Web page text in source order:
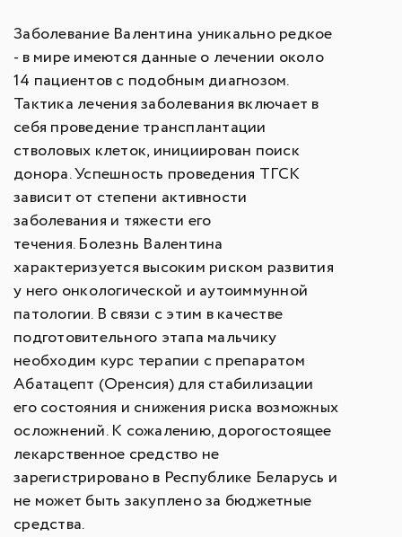
Заболевание Валентина уникально редкое
- в мире имеются данные о лечении около
14 пациентов с подобным диагнозом.
Тактика лечения заболевания включает в
себя проведение трансплантации
стволовых клеток, инициирован поиск
донора. Успешность проведения ТГСК
зависит от степени активности
заболевания и тяжести его
течения. Болезнь Валентина
характеризуется высоким риском развития
у него онкологической и аутоиммунной
патологии. В связи с этим в качестве
подготовительного этапа мальчику
необходим курс терапии с препаратом
Абатацепт (Оренсия) для стабилизации
его состояния и снижения риска возможных
осложнений. К сожалению, дорогостоящее
лекарственное средство не
зарегистрировано в Республике Беларусь и
не может быть закуплено за бюджетные
средства.